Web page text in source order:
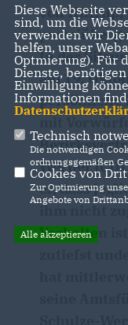
von Hiltrup,
In der
am 19.
persönliche
mit
Werner
er, dass
ihm nicht
Verhalten
Diese Webseite
sind, um die
verwenden wir
helfen, unser
Optmierung). Für
Dienste,
Einwilligung
Informationen
Technisch
Die notwendigen
ordnungsgemäßen
Cookies von
Zur Optimierung
Angebote von
Alle akzeptieren